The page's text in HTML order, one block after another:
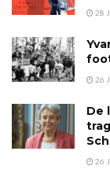
28
26
De
26